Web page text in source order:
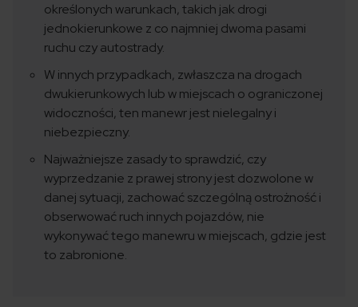
określonych warunkach, takich jak drogi
jednokierunkowe z co najmniej dwoma pasami
ruchu czy autostrady.
W innych przypadkach, zwłaszcza na drogach
dwukierunkowych lub w miejscach o ograniczonej
widoczności, ten manewr jest nielegalny i
niebezpieczny.
Najważniejsze zasady to sprawdzić, czy
wyprzedzanie z prawej strony jest dozwolone w
danej sytuacji, zachować szczególną ostrożność i
obserwować ruch innych pojazdów, nie
wykonywać tego manewru w miejscach, gdzie jest
to zabronione.